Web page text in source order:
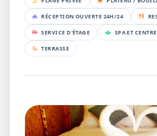
RÉCEPTION OUVERTE 24H/24
SERVICE D'ÉTAGE SPA ET
TERRASSE